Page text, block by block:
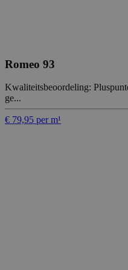
Romeo 93
Kwaliteitsbeoordeling:
ge...
€ 79,95 per m¹